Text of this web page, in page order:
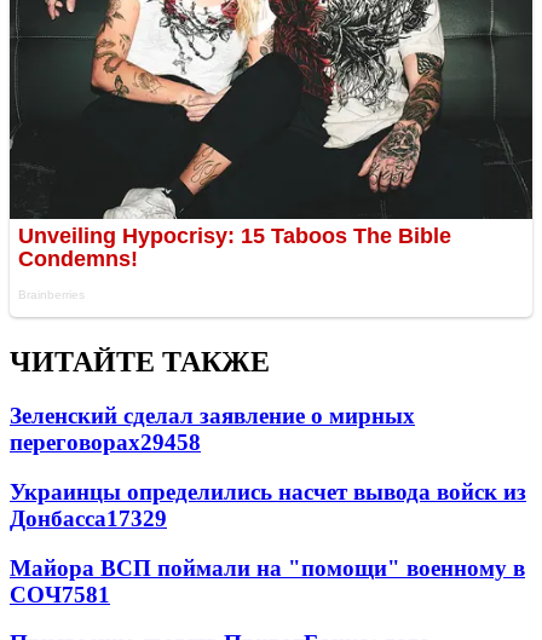
ЧИТАЙТЕ ТАКЖЕ
Зеленский сделал заявление о мирных
переговорах29458
Украинцы определились насчет вывода войск из
Донбасса17329
Майора ВСП поймали на "помощи" военному в
СОЧ7581